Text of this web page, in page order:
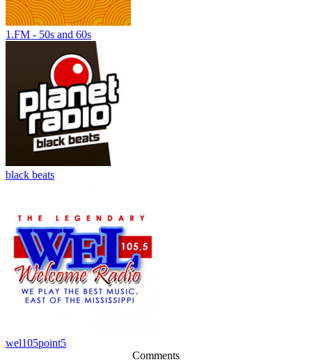
1.FM - 50s and 60s
black beats
wel105point5
Comments